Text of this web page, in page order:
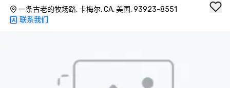
一条古老的牧场路, 卡梅尔, CA, 美国, 93923-8551
联系我们